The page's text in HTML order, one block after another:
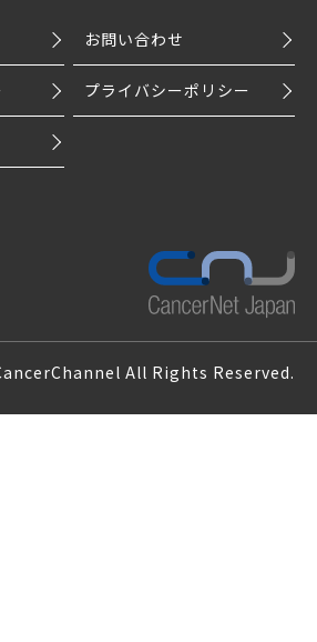
お問い合わせ
プライバシーポリシー
All Rights Reserved.